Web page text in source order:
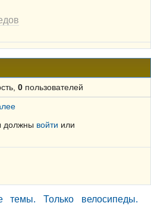
0пользователей
должны войти или
темы. Только велосипеды.